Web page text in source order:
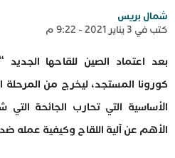
شمال بريس
كتب في 3 يناير 2021 - 9:22 م
بعد اعتماد الصين للقاحها
كورونا المستجد، ليخرج من المرحلة
الأساسية التي تحارب الجائحة
الأهم عن آلية اللقاح وكيفية عمله